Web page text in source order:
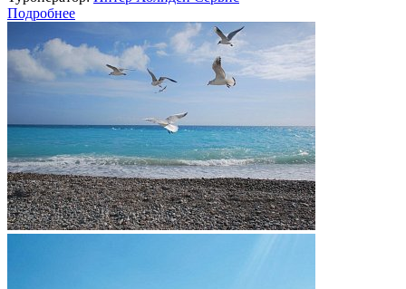
Подробнее